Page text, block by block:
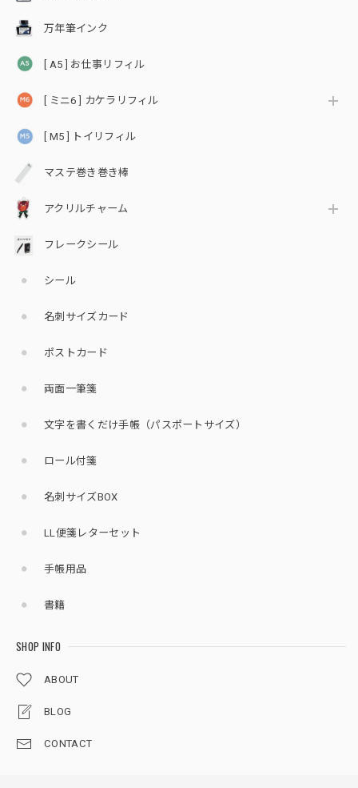
万年筆インク
[ A5 ] お仕事リフィル
[ ミニ6 ] カケラリフィル
[ M5 ] トイリフィル
マステ巻き巻き棒
アクリルチャーム
フレークシール
シール
名刺サイズカード
ポストカード
両面一筆箋
文字を書くだけ手帳（パスポートサイズ）
ロール付箋
名刺サイズBOX
LL便箋レターセット
手帳用品
書籍
SHOP INFO
ABOUT
BLOG
CONTACT